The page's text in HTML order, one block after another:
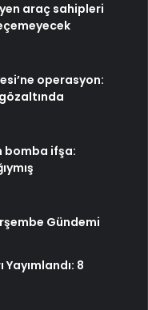
araç sahipleri
operasyon:
bomba ifşa:
Gündemi
8